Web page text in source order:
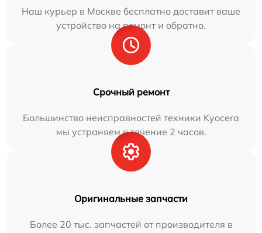
Наш курьер в Москве бесплатно доставит ваше
устройство на ремонт и обратно.
Срочный ремонт
Большинство неисправностей техники Kyocera
мы устраняем в течение 2 часов.
Оригинальные запчасти
Более 20 тыс. запчастей от производителя в